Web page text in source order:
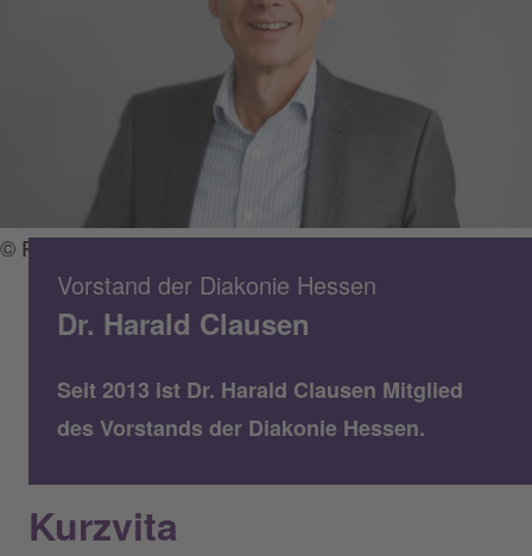
© Peter Bongard / Diakonie Hessen
Vorstand der Diakonie Hessen
Dr. Harald Clausen
Seit 2013 ist Dr. Harald Clausen Mitglied
des Vorstands der Diakonie Hessen.
Kurzvita